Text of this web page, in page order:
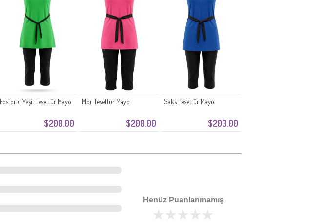
$200.00
Fosforlu Yeşil Tesettür Mayo
$200.00
Mor Tesettür Mayo
$200.00
Saks Tesettür Mayo
Henüz Puanlanmamış